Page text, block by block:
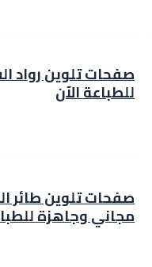
صفحات تلوين رواد
للطباعة الآن
صفحات تلوين طائر
مجاني وجاهزة